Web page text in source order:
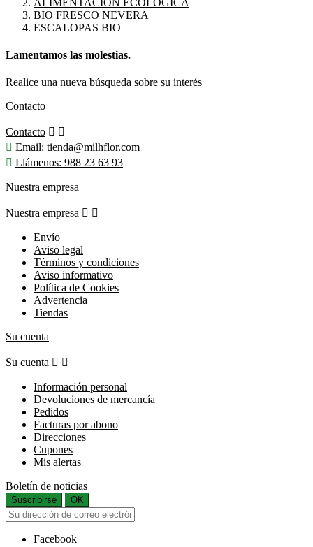
BIO FRESCO NEVERA
ESCALOPAS BIO
Lamentamos las molestias.
Realice una nueva búsqueda sobre su interés
Contacto
Contacto  
 Email: tienda@milhflor.com
 Llámenos: 988 23 63 93
Nuestra empresa
Nuestra empresa  
Envío
Aviso legal
Términos y condiciones
Aviso informativo
Política de Cookies
Advertencia
Tiendas
Su cuenta
Su cuenta  
Información personal
Devoluciones de mercancía
Pedidos
Facturas por abono
Direcciones
Cupones
Mis alertas
Boletín de noticias
Suscribirse OK
Facebook